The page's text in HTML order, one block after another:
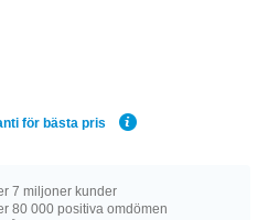
för bästa pris
7 miljoner kunder
80 000 positiva omdömen